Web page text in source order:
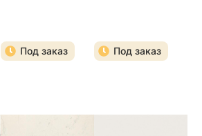
Под заказ Под заказ